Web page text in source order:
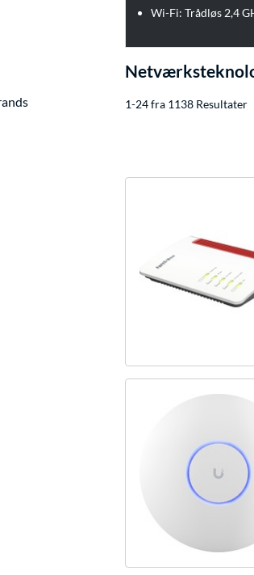
Wi-Fi: Trådløs 2,4
1-24 fra 1138 Resultater